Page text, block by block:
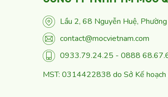
Lầu 2, 68 Nguyễn Huệ,
contact@mocvietnam.com
0933.79.24.25 - 0888
MST: 0314422838 do Sở Kế